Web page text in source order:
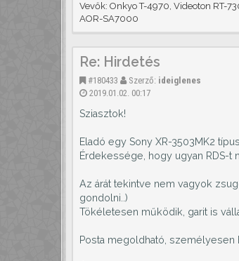
Vevők: Onkyo T-4970, Videoton RT-
AOR-SA7000
Re: Hirdetés
#180433 Szerző: ideiglenes
2019.01.02. 00:17
Sziasztok!
Eladó egy Sony XR-3503MK2
Érdekessége, hogy ugyan RDS-t
Az árát tekintve nem vagyok
gondolni..)
Tökéletesen működik, garit is
Posta megoldható, személyesen